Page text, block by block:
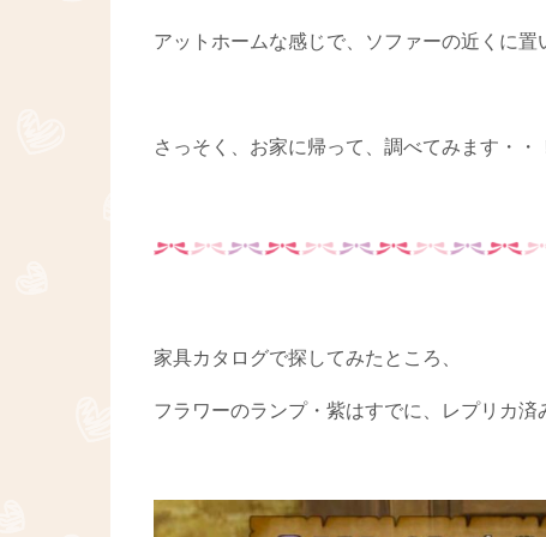
アットホームな感じで、ソファーの近くに
さっそく、お家に帰って、調べてみます・
家具カタログで探してみたところ、
フラワーのランプ・紫はすでに、レプリカ済